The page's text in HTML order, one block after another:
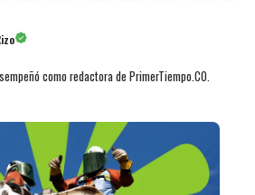
como redactora de PrimerTiempo.CO.